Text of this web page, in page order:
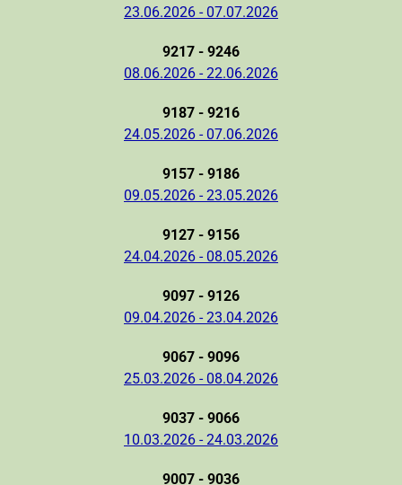
23.06.2026 - 07.07.2026
9217 - 9246
08.06.2026 - 22.06.2026
9187 - 9216
24.05.2026 - 07.06.2026
9157 - 9186
09.05.2026 - 23.05.2026
9127 - 9156
24.04.2026 - 08.05.2026
9097 - 9126
09.04.2026 - 23.04.2026
9067 - 9096
25.03.2026 - 08.04.2026
9037 - 9066
10.03.2026 - 24.03.2026
9007 - 9036